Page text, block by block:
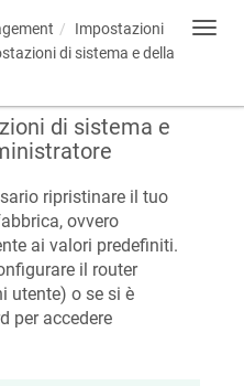
Impostazioni
di sistema e della
di sistema e
ripristinare il tuo
ovvero
ai valori predefiniti.
il router
utente) o se si è
per accedere